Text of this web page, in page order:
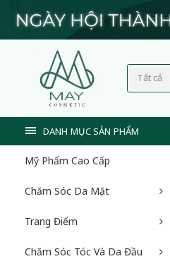
Tất cả
DANH MỤC SẢN PHẨM
Mỹ Phẩm Cao Cấp
Chăm Sóc Da Mặt
Trang Điểm
Chăm Sóc Tóc Và Da Đầu